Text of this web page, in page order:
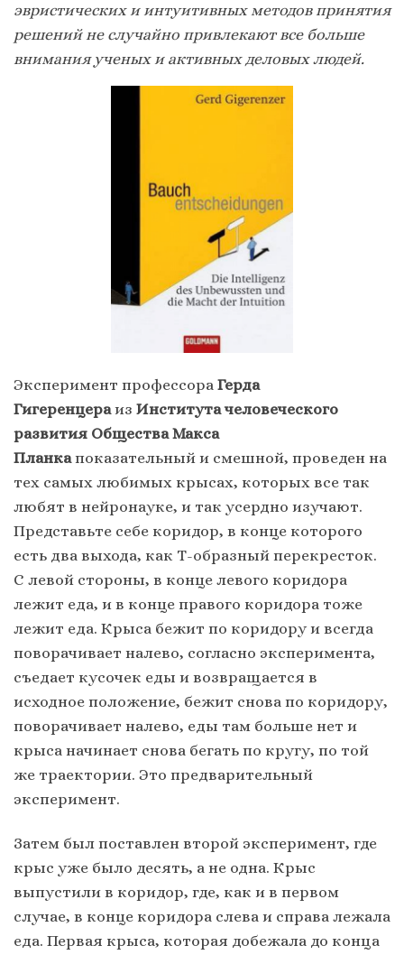
эвристических и интуитивных методов принятия
решений не случайно привлекают все больше
внимания ученых и активных деловых людей.
Эксперимент профессора Герда
Гигеренцераиз Института человеческого
развития Общества Макса
Планкапоказательный и смешной, проведен на
тех самых любимых крысах, которых все так
любят в нейронауке, и так усердно изучают.
Представьте себе коридор, в конце которого
есть два выхода, как Т-образный перекресток.
С левой стороны, в конце левого коридора
лежит еда, и в конце правого коридора тоже
лежит еда. Крыса бежит по коридору и всегда
поворачивает налево, согласно эксперимента,
съедает кусочек еды и возвращается в
исходное положение, бежит снова по коридору,
поворачивает налево, еды там больше нет и
крыса начинает снова бегать по кругу, по той
же траектории. Это предварительный
эксперимент.
Затем был поставлен второй эксперимент, где
крыс уже было десять, а не одна. Крыс
выпустили в коридор, где, как и в первом
случае, в конце коридора слева и справа лежала
еда. Первая крыса, которая добежала до конца